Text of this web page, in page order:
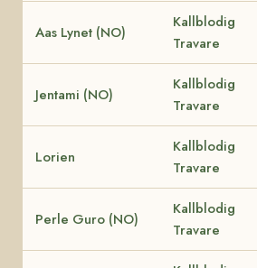
Aas Lynet (NO)
Kallblodig
Travare
Jentami (NO)
Kallblodig
Travare
Lorien
Kallblodig
Travare
Perle Guro (NO)
Kallblodig
Travare